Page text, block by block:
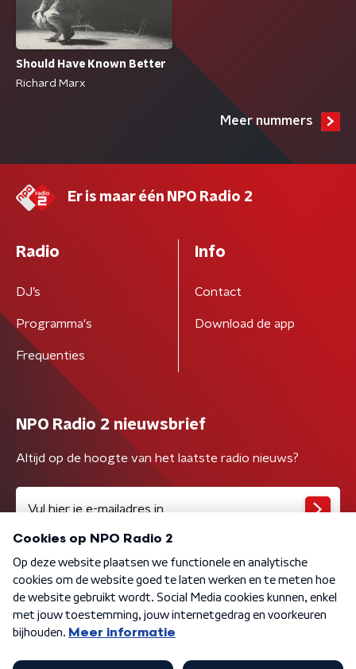
Should Have Known Better
Richard Marx
Meer nummers
Er is maar één NPO Radio 2
Radio
DJ’s
Programma's
Frequenties
Info
Contact
Download de app
NPO Radio 2 nieuwsbrief
Altijd op de hoogte van het laatste radio nieuws?
Algemene voorwaarden